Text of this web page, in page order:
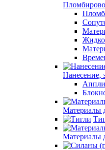
Нанесение,
Материалы
Материалы